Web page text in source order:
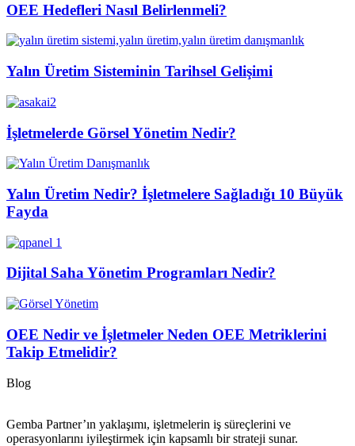
OEE Hedefleri Nasıl Belirlenmeli?
Yalın Üretim Sisteminin Tarihsel Gelişimi
İşletmelerde Görsel Yönetim Nedir?
Yalın Üretim Nedir? İşletmelere Sağladığı 10 Büyük
Fayda
Dijital Saha Yönetim Programları Nedir?
OEE Nedir ve İşletmeler Neden OEE Metriklerini
Takip Etmelidir?
Blog
Gemba Partner’ın yaklaşımı, işletmelerin iş süreçlerini ve
operasyonlarını iyileştirmek için kapsamlı bir strateji sunar.